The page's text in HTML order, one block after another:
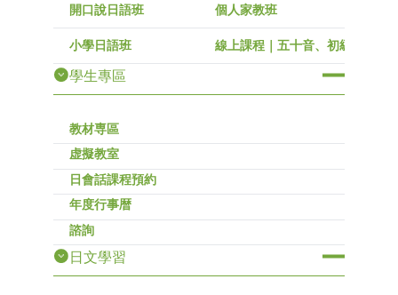
開口說日語班 個人家教班
小學日語班 線上課程｜五十音、初級～高級
學生專區
教材専區
虚擬教室
日會話課程預約
年度行事暦
諮詢
日文學習